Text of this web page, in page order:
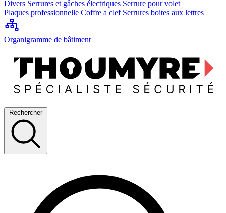
Divers Serrures et gâches électriques Serrure pour volet
Plaques professionnelle Coffre a clef Serrures boites aux lettres
Organigramme de bâtiment
Rechercher